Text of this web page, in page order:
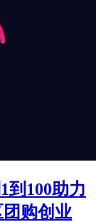
到100助力
购创业